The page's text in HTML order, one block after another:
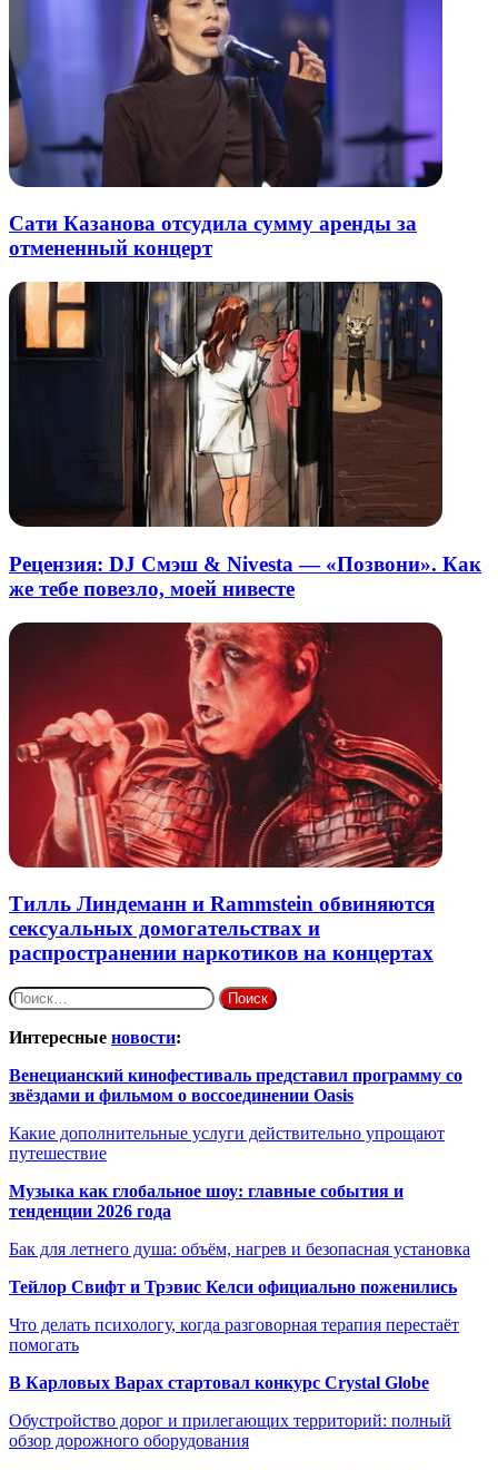
Сати Казанова отсудила сумму аренды за
отмененный концерт
Рецензия: DJ Смэш & Nivesta — «Позвони». Как
же тебе повезло, моей нивесте
Тилль Линдеманн и Rammstein обвиняются
сексуальных домогательствах и
распространении наркотиков на концертах
Найти:
Интересные новости:
Венецианский кинофестиваль представил программу со
звёздами и фильмом о воссоединении Oasis
Какие дополнительные услуги действительно упрощают
путешествие
Музыка как глобальное шоу: главные события и
тенденции 2026 года
Бак для летнего душа: объём, нагрев и безопасная установка
Тейлор Свифт и Трэвис Келси официально поженились
Что делать психологу, когда разговорная терапия перестаёт
помогать
В Карловых Варах стартовал конкурс Crystal Globe
Обустройство дорог и прилегающих территорий: полный
обзор дорожного оборудования